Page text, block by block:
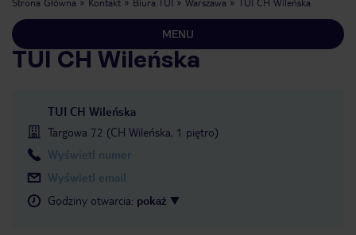
MENU
TUI CH Wileńska
TUI CH Wileńska
Targowa 72 (CH Wileńska, 1 piętro)
Wyświetl numer
Wyświetl email
Godziny otwarcia: pokaż